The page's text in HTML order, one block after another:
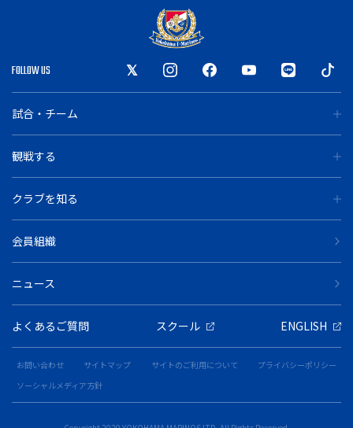
FOLLOW US
試合・チーム
観戦する
クラブを知る
会員組織
ニュース
よくあるご質問 スクール ENGLISH
お問い合わせ サイトマップ サイトのご利用について
プライバシーポリシー
ソーシャルメディア方針